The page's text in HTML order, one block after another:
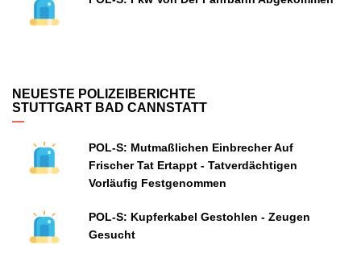
NEUESTE POLIZEIBERICHTE
STUTTGART BAD CANNSTATT
POL-S: Mutmaßlichen Einbrecher Auf
Frischer Tat Ertappt - Tatverdächtigen
Vorläufig Festgenommen
POL-S: Kupferkabel Gestohlen - Zeugen
Gesucht